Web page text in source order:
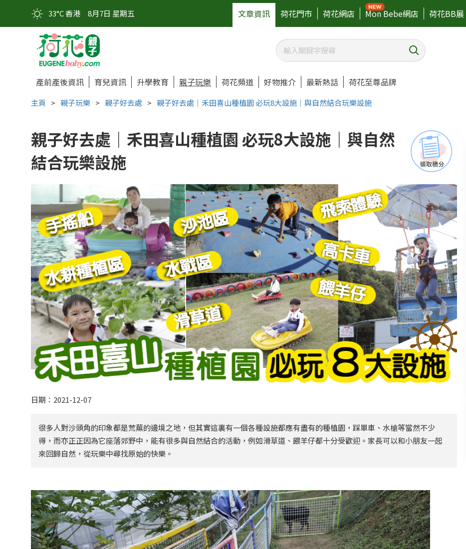
33°C 香港 8月7日 星期五 文章資訊 荷花門市 荷花網店 Mon Bebe網店 荷花BB展
產前產後資訊 育兒資訊 升學教育 親子玩樂 荷花頻道 好物推介 最新熱話 荷花至尊品牌
主頁 > 親子玩樂 > 親子好去處 > 親子好去處｜禾田喜山種植園 必玩8大設施｜與自然結合玩樂設施
親子好去處｜禾田喜山種植園 必玩8大設施｜與自然
結合玩樂設施
日期：2021-12-07
很多人對沙頭角的印象都是荒蕪的邊境之地，但其實這裏有一個各種設施都應有盡有的種植園，踩單車、水槍等當然不少
得，而亦正正因為它座落郊野中，能有很多與自然結合的活動，例如滑草道、餵羊仔都十分受歡迎。家長可以和小朋友一起
來回歸自然，從玩樂中尋找原始的快樂。